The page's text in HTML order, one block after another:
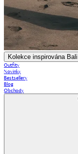
Kolekce inspirována Bali
Outfity
Novinky
Bestsellery
Blog
Obchody